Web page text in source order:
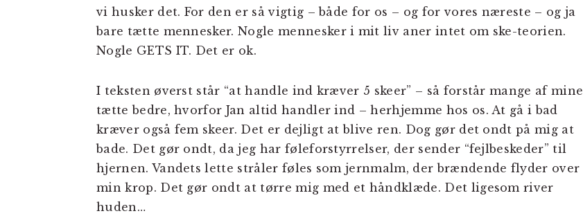
vi husker det. For den er så vigtig – både for os – og for vores næreste – og ja
bare tætte mennesker. Nogle mennesker i mit liv aner intet om ske-teorien.
Nogle GETS IT. Det er ok.
I teksten øverst står “at handle ind kræver 5 skeer” – så forstår mange af mine
tætte bedre, hvorfor Jan altid handler ind – herhjemme hos os. At gå i bad
kræver også fem skeer. Det er dejligt at blive ren. Dog gør det ondt på mig at
bade. Det gør ondt, da jeg har føleforstyrrelser, der sender “fejlbeskeder” til
hjernen. Vandets lette stråler føles som jernmalm, der brændende flyder over
min krop. Det gør ondt at tørre mig med et håndklæde. Det ligesom river
huden…